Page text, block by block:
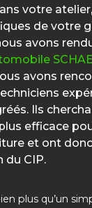
votre
de votre
avons
avons
Ils
efficace
et ont
du CIP.
plus qu’un